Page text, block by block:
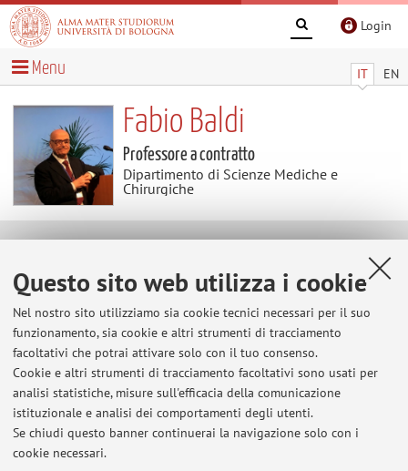
Questo sito web utilizza i cookie
Nel nostro sito utilizziamo sia cookie tecnici necessari per il suo
funzionamento, sia cookie e altri strumenti di tracciamento
facoltativi che potrai attivare solo con il tuo consenso.
Cookie e altri strumenti di tracciamento facoltativi sono usati per
analisi statistiche, misure sull'efficacia della comunicazione
istituzionale e analisi dei comportamenti degli utenti.
Se chiudi questo banner continuerai la navigazione solo con i
cookie necessari.
Login
IT EN
Menu
Fabio Baldi
Professore a contratto
Dipartimento di Scienze Mediche e
Chirurgiche
Ultimi avvisi
Al momento non sono presenti avvisi.